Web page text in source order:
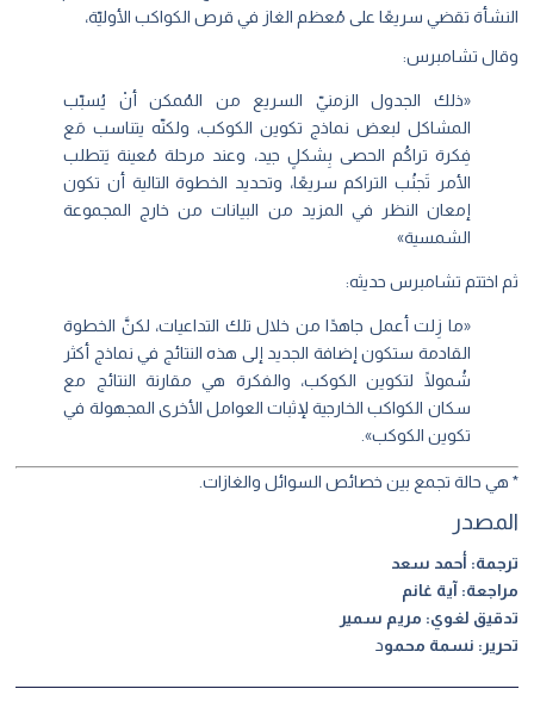
النشأة تقضي سريعًا على مُعظم الغاز في قرص الكواكب الأوليّة،
وقال تشامبرس:
«ذلك الجدول الزمنيّ السريع من المُمكن أنْ يُسبّب
المشاكل لبعض نماذج تكوين الكوكب، ولكنّه يتناسب مَع
فِكرة تراكُم الحصى بِشكلٍ جيد، وعند مرحلة مُعينة يَتطلب
الأمر تَجنُب التراكم سريعًا، وتحديد الخطوة التالية أن تكون
إمعان النظر في المزيد من البيانات من خارج المجموعة
الشمسية»
ثم اختتم تشامبرس حديثه:
«ما زِلت أعمل جاهدًا من خلال تلك التداعيات، لكنَّ الخطوة
القادمة ستكون إضافة الجديد إلى هذه النتائج في نماذج أكثر
شُمولًا لتكوين الكوكب، والفكرة هي مقارنة النتائج مع
سكان الكواكب الخارجية لإثبات العوامل الأخرى المجهولة في
تكوين الكوكب».
* هي حالة تجمع بين خصائص السوائل والغازات.
المصدر
ترجمة: أحمد سعد
مراجعة: آية غانم
تدقيق لغوي: مريم سمير
تحرير: نسمة محمود